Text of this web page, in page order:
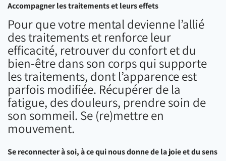
Accompagner les traitements et leurs effets
Pour que votre mental devienne l’allié
des traitements et renforce leur
efficacité, retrouver du confort et du
bien-être dans son corps qui supporte
les traitements, dont l’apparence est
parfois modifiée. Récupérer de la
fatigue, des douleurs, prendre soin de
son sommeil. Se (re)mettre en
mouvement.
Se reconnecter à soi, à ce qui nous donne de la joie et du sens